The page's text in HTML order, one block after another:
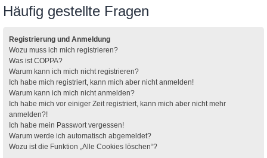
Häufig gestellte Fragen
Registrierung und Anmeldung
Wozu muss ich mich registrieren?
Was ist COPPA?
Warum kann ich mich nicht registrieren?
Ich habe mich registriert, kann mich aber nicht anmelden!
Warum kann ich mich nicht anmelden?
Ich habe mich vor einiger Zeit registriert, kann mich aber nicht mehr
anmelden?!
Ich habe mein Passwort vergessen!
Warum werde ich automatisch abgemeldet?
Wozu ist die Funktion „Alle Cookies löschen“?